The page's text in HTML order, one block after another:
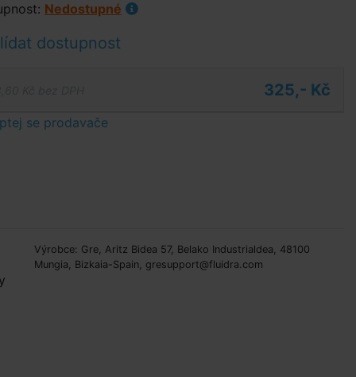
Nedostupné
dostupnost
325,- Kč
se prodavače
Výrobce: Gre, Aritz Bidea 57, Belako Industrialdea, 48100
Mungia, Bizkaia-Spain, gresupport@fluidra.com